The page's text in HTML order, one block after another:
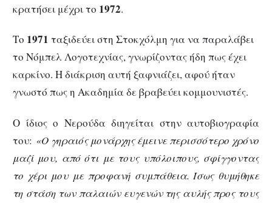
κρατήσει μέχρι το 1972.
Το 1971 ταξιδεύει στη Στοκχόλμη για να παραλάβει
το Νόμπελ Λογοτεχνίας, γνωρίζοντας ήδη πως έχει
καρκίνο. Η διάκριση αυτή ξαφνιάζει, αφού ήταν
γνωστό πως η Ακαδημία δε βραβεύει κομμουνιστές.
Ο ίδιος ο Νερούδα διηγείται στην αυτοβιογραφία
του: «Ο γηραιός μονάρχης έμεινε περισσότερο χρόνο
μαζί μου, από ότι με τους υπόλοιπους, σφίγγοντας
το χέρι μου με προφανή συμπάθεια. Ίσως θυμήθηκε
τη στάση των παλαιών ευγενών της αυλής προς τους